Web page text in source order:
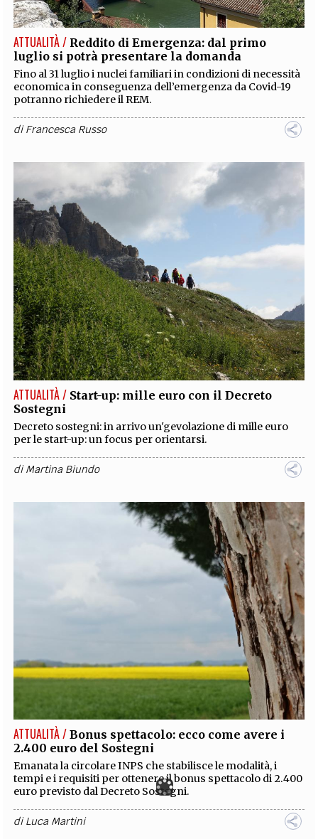
ATTUALITÀ / Reddito di Emergenza: dal primo
luglio si potrà presentare la domanda
Fino al 31 luglio i nuclei familiari in condizioni di necessità
economica in conseguenza dell’emergenza da Covid-19
potranno richiedere il REM.
diFrancesca Russo
ATTUALITÀ / Start-up: mille euro con il Decreto
Sostegni
Decreto sostegni: in arrivo un'gevolazione di mille euro
per le start-up: un focus per orientarsi.
diMartina Biundo
ATTUALITÀ / Bonus spettacolo: ecco come avere i
2.400 euro del Sostegni
Emanata la circolare INPS che stabilisce le modalità, i
tempi e i requisiti per ottenere il bonus spettacolo di 2.400
euro previsto dal Decreto Sostegni.
diLuca Martini